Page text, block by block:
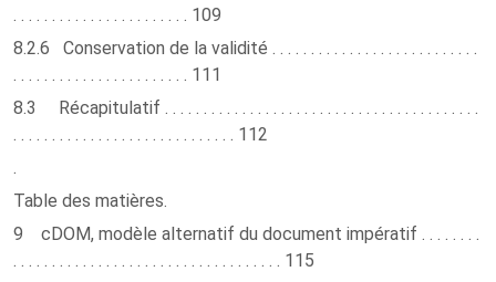
. . . . . . . . . . . . . . . . . . . . . . . 109
8.2.6 Conservation de la validité . . . . . . . . . . . . . . . . . . . . . . . . . . .
. . . . . . . . . . . . . . . . . . . . . . . 111
8.3 Récapitulatif . . . . . . . . . . . . . . . . . . . . . . . . . . . . . . . . . . . . . . . . .
. . . . . . . . . . . . . . . . . . . . . . . . . . . . . 112
.
Table des matières.
9 cDOM, modèle alternatif du document impératif . . . . . . . .
. . . . . . . . . . . . . . . . . . . . . . . . . . . . . . . . . . . 115